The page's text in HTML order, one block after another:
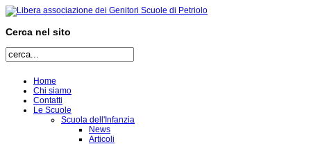
Cerca nel sito
Home
Chi siamo
Contatti
Le Scuole
Scuola dell'Infanzia
News
Articoli